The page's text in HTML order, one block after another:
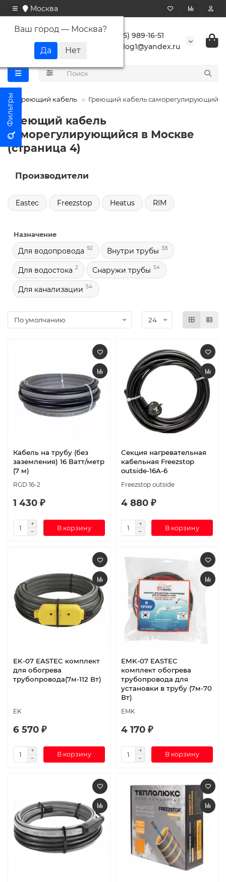
Москва
Ваш город — Москва?
+7 (495) 989-16-51
buranlog1@yandex.ru
Греющий кабель Греющий кабель саморегулирующийся
Греющий кабель
саморегулирующийся в Москве
(страница 4)
Производители
Eastec Freezstop Heatus RIM
Назначение
Для водопровода 92 Внутри трубы 38
Для водостока 2 Снаружи трубы 54
Для канализации 54
Кабель на трубу (без
заземления) 16 Ватт/метр
(7 м)
RGD 16-2
1 430 ₽
В корзину
Секция нагревательная
кабельная Freezstop
outside-16A-6
Freezstop outside
4 880 ₽
В корзину
EK-07 EASTEC комплект
для обогрева
трубопровода(7м-112 Вт)
EK
6 570 ₽
В корзину
EMK-07 EASTEC
комплект обогрева
трубопровода для
установки в трубу (7м-70
Вт)
EMK
4 170 ₽
В корзину